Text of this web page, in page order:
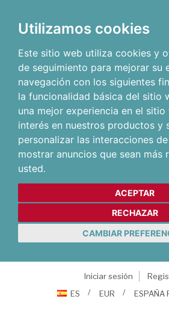
Utilizamos cookies
Este sitio web utiliza cookies y
de seguimiento para mejorar su
navegación con los siguientes
la funcionalidad básica del sitio
una mejor experiencia en el sitio
interés en nuestros productos y
personalizar las interacciones
mostrar anuncios que sean más
usted.
ACEPTAR
RECHAZAR
CAMBIAR
Iniciar sesión
ES
EUR ESPAÑA